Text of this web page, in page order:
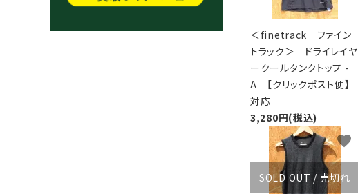
＜finetrack ファイン
トラック＞ ドライレイヤ
ークールタンクトップ -
A 【クリックポスト便】
対応
3,280円(税込)
SOLD OUT / 売切れ
favorite